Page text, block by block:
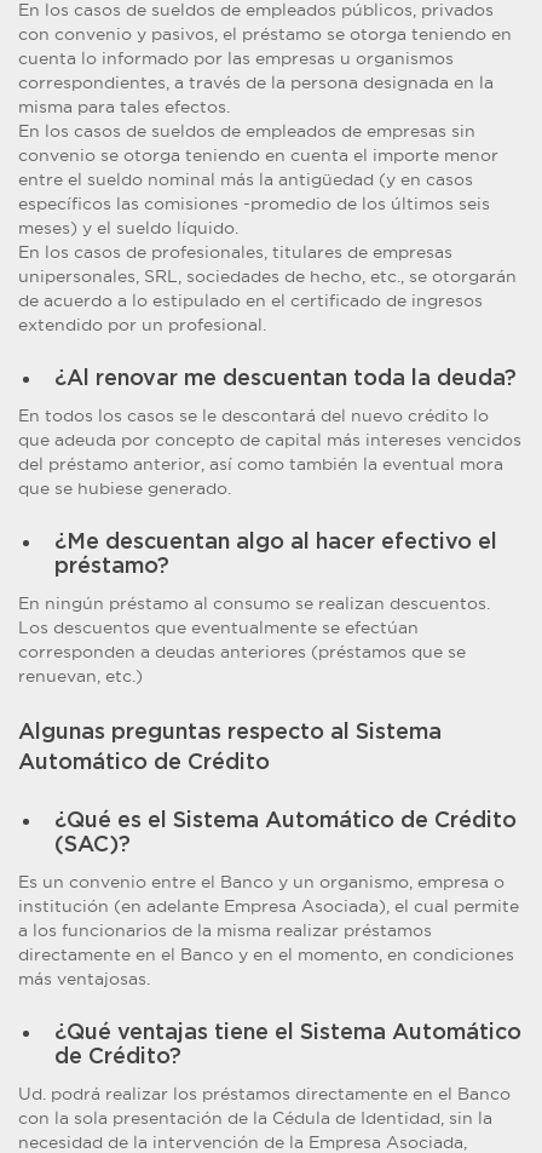
En los casos de sueldos de empleados públicos, privados
con convenio y pasivos, el préstamo se otorga teniendo en
cuenta lo informado por las empresas u organismos
correspondientes, a través de la persona designada en la
misma para tales efectos.
En los casos de sueldos de empleados de empresas sin
convenio se otorga teniendo en cuenta el importe menor
entre el sueldo nominal más la antigüedad (y en casos
específicos las comisiones -promedio de los últimos seis
meses) y el sueldo líquido.
En los casos de profesionales, titulares de empresas
unipersonales, SRL, sociedades de hecho, etc., se otorgarán
de acuerdo a lo estipulado en el certificado de ingresos
extendido por un profesional.
¿Al renovar me descuentan toda la deuda?
En todos los casos se le descontará del nuevo crédito lo
que adeuda por concepto de capital más intereses vencidos
del préstamo anterior, así como también la eventual mora
que se hubiese generado.
¿Me descuentan algo al hacer efectivo el
préstamo?
En ningún préstamo al consumo se realizan descuentos.
Los descuentos que eventualmente se efectúan
corresponden a deudas anteriores (préstamos que se
renuevan, etc.)
Algunas preguntas respecto al Sistema
Automático de Crédito
¿Qué es el Sistema Automático de Crédito
(SAC)?
Es un convenio entre el Banco y un organismo, empresa o
institución (en adelante Empresa Asociada), el cual permite
a los funcionarios de la misma realizar préstamos
directamente en el Banco y en el momento, en condiciones
más ventajosas.
¿Qué ventajas tiene el Sistema Automático
de Crédito?
Ud. podrá realizar los préstamos directamente en el Banco
con la sola presentación de la Cédula de Identidad, sin la
necesidad de la intervención de la Empresa Asociada,